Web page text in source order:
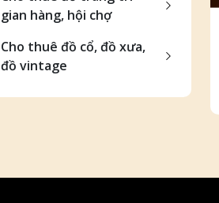
gian hàng, hội chợ
Cho thuê đồ cổ, đồ xưa,
đồ vintage